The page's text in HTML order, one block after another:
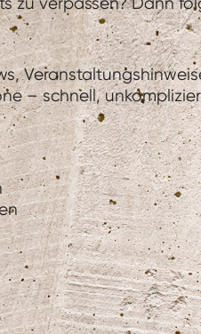
– schnell,